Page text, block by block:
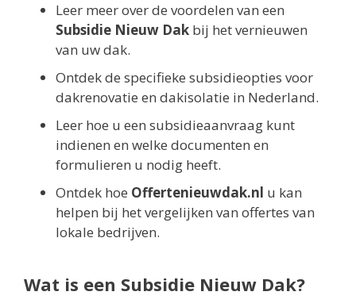
Leer meer over de voordelen van een
Subsidie Nieuw Dak bij het vernieuwen
van uw dak.
Ontdek de specifieke subsidieopties voor
dakrenovatie en dakisolatie in Nederland.
Leer hoe u een subsidieaanvraag kunt
indienen en welke documenten en
formulieren u nodig heeft.
Ontdek hoe Offertenieuwdak.nl u kan
helpen bij het vergelijken van offertes van
lokale bedrijven.
Wat is een Subsidie Nieuw Dak?